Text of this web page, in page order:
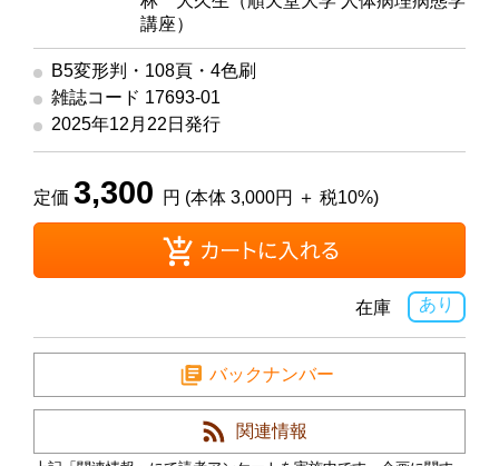
講座）
B5変形判・108頁・4色刷
雑誌コード 17693-01
2025年12月22日発行
定価 3,300 円 (本体 3,000円 ＋ 税10%)
あり
在庫
バックナンバー
関連情報